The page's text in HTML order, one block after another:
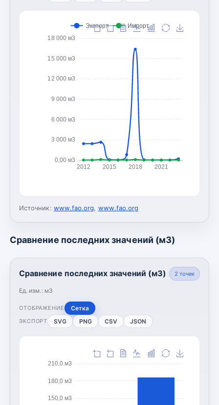
0,00 м3
3 000 м3
6 000 м3
9 000 м3
12 000 м3
15 000 м3
18 000 м3
2012 2015 2018 2021
Экспорт Импорт
Источник: www.fao.org, www.fao.org
Сравнение последних значений (м3)
Сравнение последних значений (м3)
Ед. изм.: м3
2 точек
ОТОБРАЖЕНИЕ Сетка
ЭКСПОРТ SVG PNG CSV JSON
150,0 м3
180,0 м3
210,0 м3